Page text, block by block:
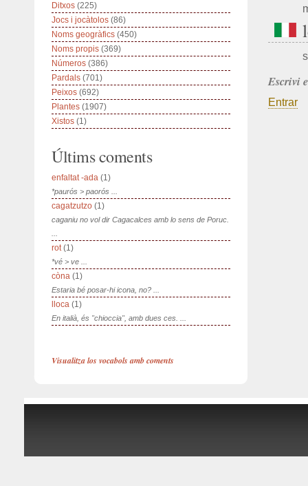
Escrivi
Entrar
Ditxos (225)
Jocs i jocàtolos (86)
Noms geogràfics (450)
Noms propis (369)
Números (386)
Pardals (701)
Peixos (692)
Plantes (1907)
Xistos (1)
Últims coments
enfaltat -ada (1)
*paurós > paorós ...
cagatzutzo (1)
caganiu no vol dir Cagacalces amb lo sens de Poruc.
rot(1)
*vé > ve ...
còna (1)
Estaria bé posar-hi icona, no? ...
lloca (1)
En italià, és "chioccia", amb dues ces. ...
Visualitza los vocabols amb coments